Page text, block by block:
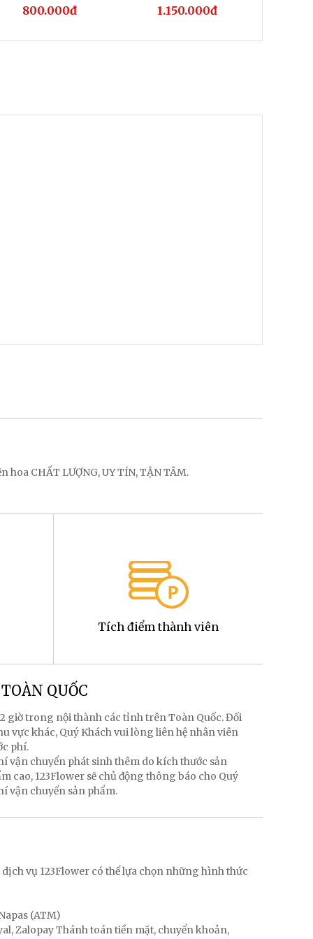
800.000đ 1.150.000đ
CHẤT LƯỢNG, UY TÍN, TẬN TÂM.
Tích điểm thành viên
QUỐC
giờ trong nội thành các tỉnh trên Toàn Quốc. Đối
vực khác, Quý Khách vui lòng liên hệ nhân viên
phí.
vận chuyển phát sinh thêm do kích thước sản
cao, 123Flower sẽ chủ động thông báo cho Quý
vận chuyển sản phẩm.
vụ 123Flower có thể lựa chọn những hình thức
(ATM)
Zalopay Thánh toán tiền mặt, chuyển khoản,